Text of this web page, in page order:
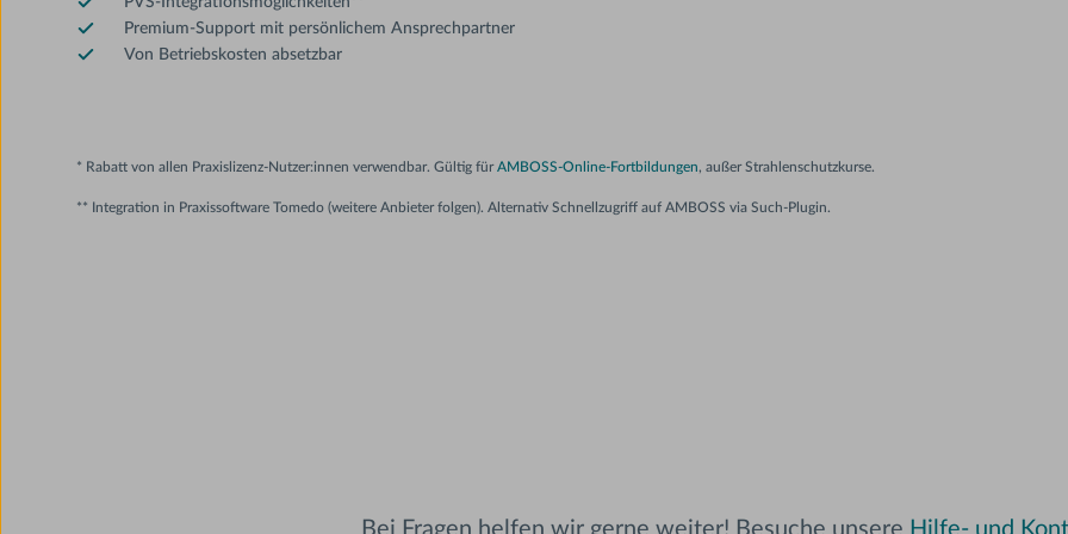
Premium-Support mit persönlichem Ansprechpartner
Von Betriebskosten absetzbar
* Rabatt von allen Praxislizenz-Nutzer:innen verwendbar. Gültig fürAMBOSS-Online-Fortbildungen, außer Strahlenschutzkurse.
** Integration in Praxissoftware Tomedo (weitere Anbieter folgen). Alternativ Schnellzugriff auf AMBOSS via Such-Plugin.
Bei Fragen helfen wir gerne weiter! Besuche unsere Hilfe- und